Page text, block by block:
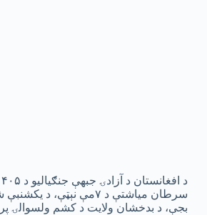
بجې، د بدخشان ولایت د کشم ولسوالۍ